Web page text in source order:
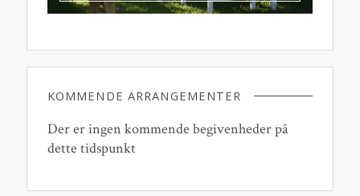
KOMMENDE ARRANGEMENTER
Der er ingen kommende begivenheder på
dette tidspunkt